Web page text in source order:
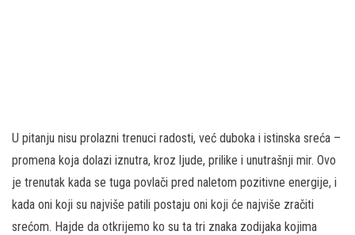
U pitanju nisu prolazni trenuci radosti, već duboka i istinska sreća –
promena koja dolazi iznutra, kroz ljude, prilike i unutrašnji mir. Ovo
je trenutak kada se tuga povlači pred naletom pozitivne energije, i
kada oni koji su najviše patili postaju oni koji će najviše zračiti
srećom. Hajde da otkrijemo ko su ta tri znaka zodijaka kojima